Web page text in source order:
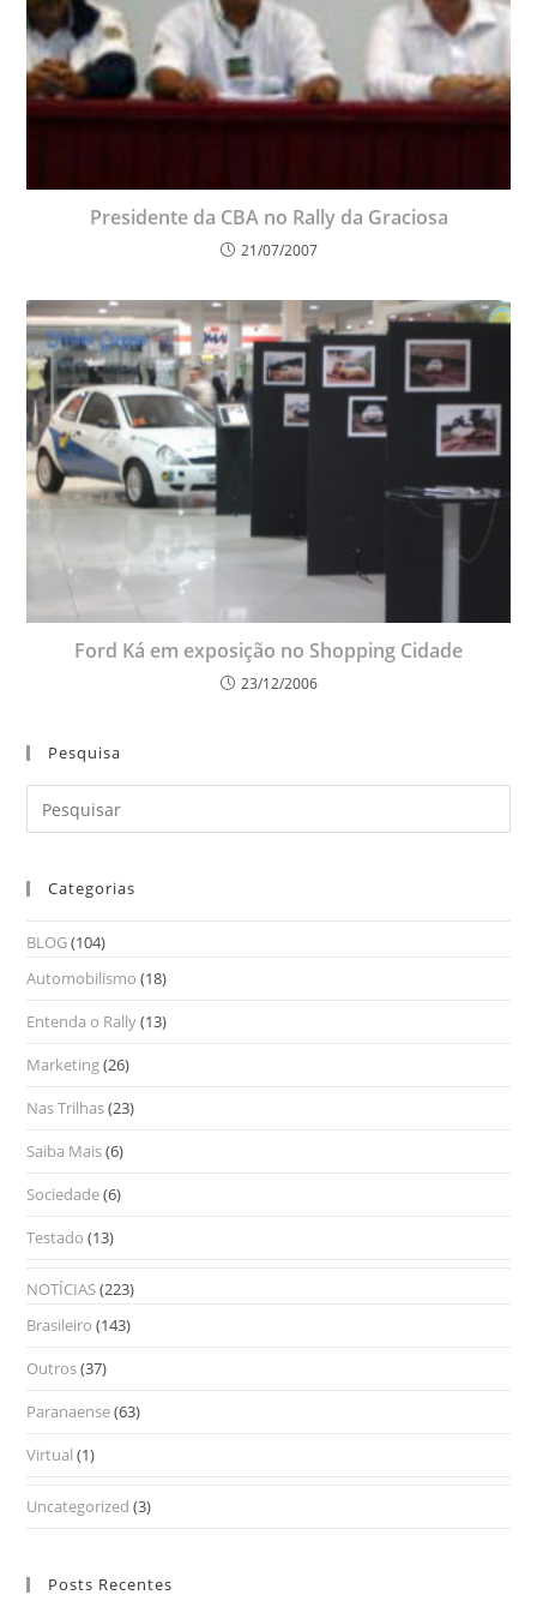
Presidente da CBA no Rally da Graciosa
21/07/2007
Ford Ká em exposição no Shopping Cidade
23/12/2006
Pesquisa
Categorias
BLOG(104)
Automobilismo (18)
Entenda o Rally(13)
Marketing(26)
Nas Trilhas(23)
Saiba Mais(6)
Sociedade(6)
Testado (13)
NOTÍCIAS(223)
Brasileiro (143)
Outros(37)
Paranaense(63)
Virtual (1)
Uncategorized (3)
Posts Recentes